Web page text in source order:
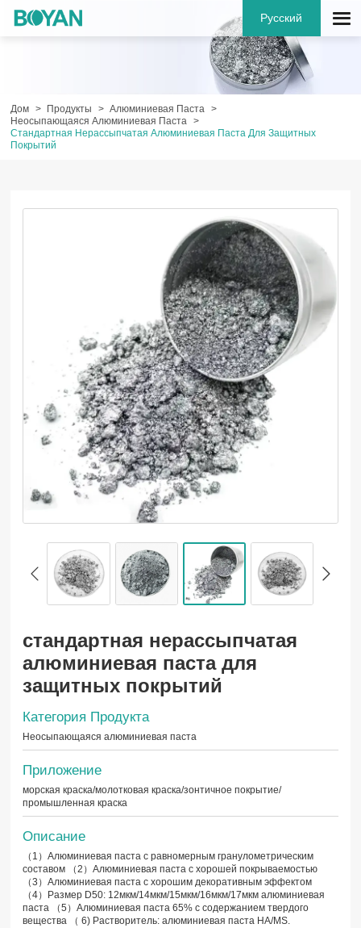
Русский
Дом Продукты
Алюминиевая Паста
Неосыпающаяся Алюминиевая Паста
Стандартная Нерассыпчатая Алюминиевая Паста Для Защитных
Покрытий
стандартная нерассыпчатая
алюминиевая паста для
защитных покрытий
Категория Продукта
Неосыпающаяся алюминиевая паста
Приложение
морская краска/молотковая краска/зонтичное покрытие/
промышленная краска
Описание
（1）Алюминиевая паста с равномерным гранулометрическим
составом （2）Алюминиевая паста с хорошей покрываемостью
（3）Алюминиевая паста с хорошим декоративным эффектом
（4）Размер D50: 12мкм/14мкм/15мкм/16мкм/17мкм алюминиевая
паста （5）Алюминиевая паста 65% с содержанием твердого
вещества （ 6) Растворитель: алюминиевая паста HA/MS.